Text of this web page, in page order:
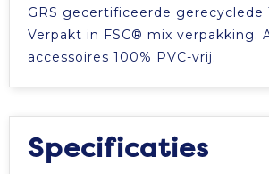
GRS gecertificeerde gerecyclede
Verpakt in FSC® mix verpakking.
accessoires 100% PVC-vrij.
Specificaties